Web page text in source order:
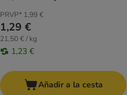
PRVP* 1,99 €
1,29 €
21,50 € / kg
1,23 €
Añadir a la cesta